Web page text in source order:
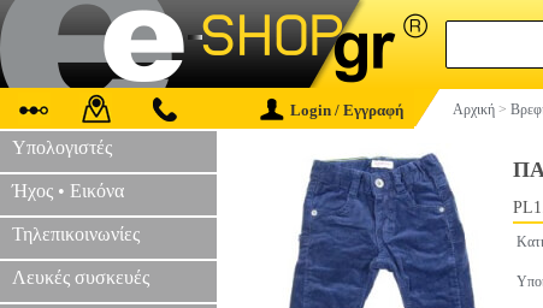
Login / Εγγραφή Αρχική >
Υπολογιστές
Ήχος • Εικόνα
Τηλεπικοινωνίες
Λευκές συσκευές